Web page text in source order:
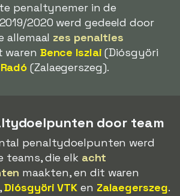
penaltynemer in de
2020 werd gedeeld door
allemaal zes penalties
waren Bence Iszlai (Diósgyöri
(Zalaegerszeg).
door team
penaltydoelpunten werd
teams, die elk acht
maakten, en dit waren
,Diósgyöri VTK en Zalaegerszeg.